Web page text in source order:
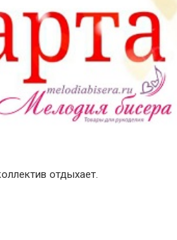
отдыхает.